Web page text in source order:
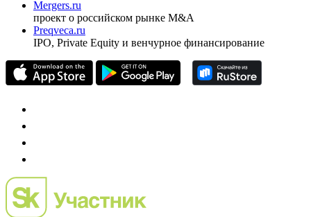
Mergers.ru
проект о российском рынке M&A
Preqveca.ru
IPO, Private Equity и венчурное финансирование